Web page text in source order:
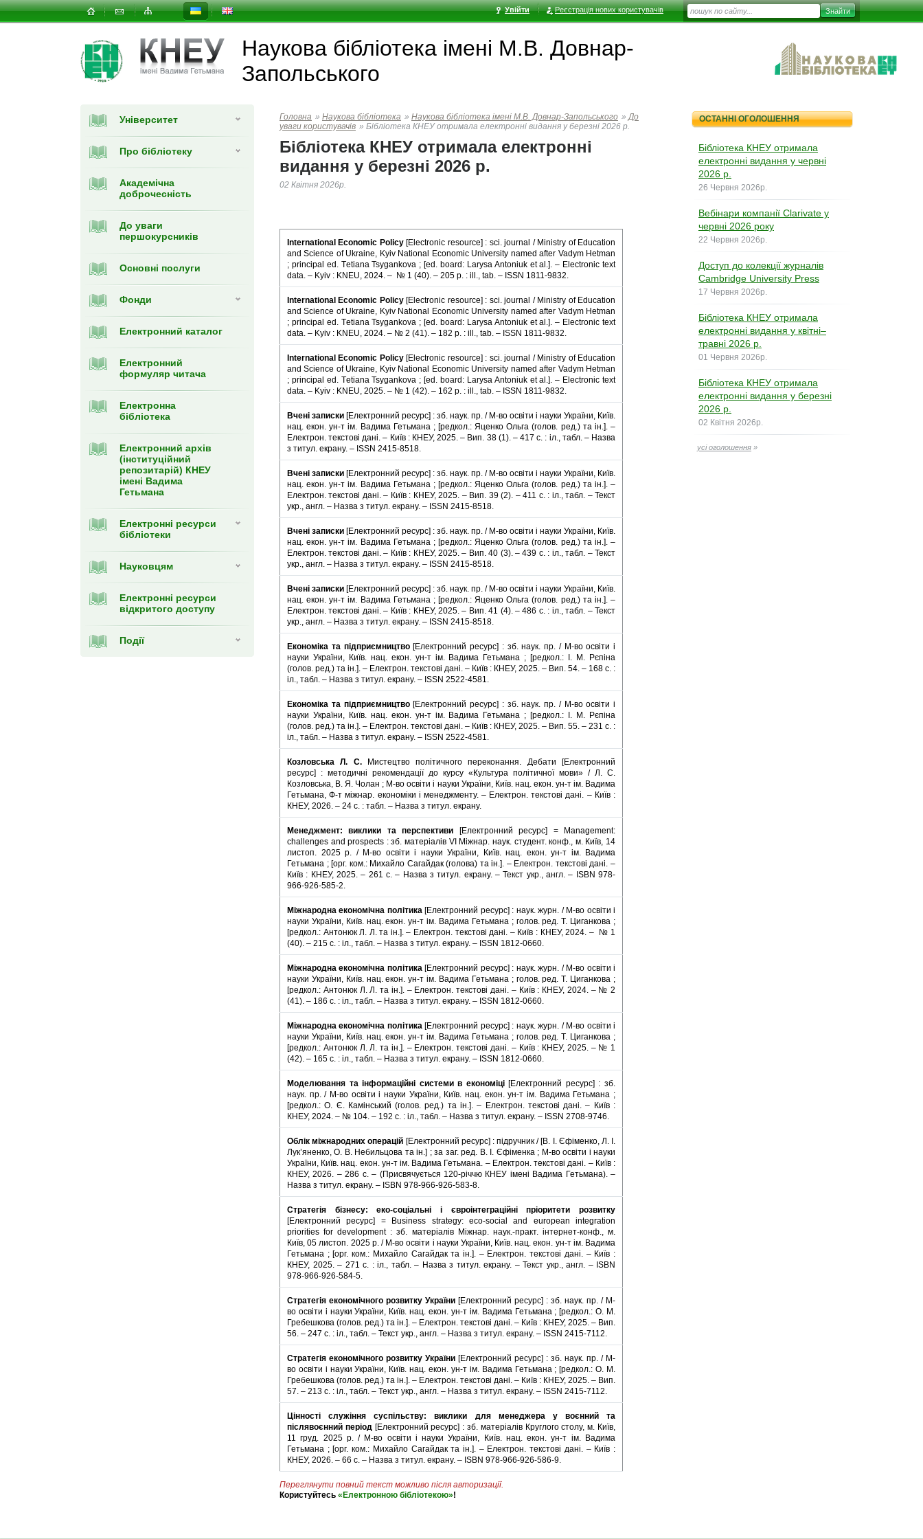
Увійти Реєстрація нових користувачів
Наукова бібліотека імені М.В. Довнар-
Запольського
Університет
Про бібліотеку
Академічна
доброчесність
До уваги
першокурсників
Основні послуги
Фонди
Електронний каталог
Електронний
формуляр читача
Eлектронна
бібліотека
Електронний архів
(інституційний
репозитарій) КНЕУ
імені Вадима
Гетьмана
Електронні ресурси
бібліотеки
Науковцям
Електронні ресурси
відкритого доступу
Події
Головна » Наукова бібліотека » Наукова бібліотека імені М.В. Довнар-Запольського » До
уваги користувачів » Бібліотека КНЕУ отримала електронні видання у березні 2026 р.
Бібліотека КНЕУ отримала електронні
видання у березні 2026 р.
02 Квітня 2026р.
International Economic Policy[Electronic resource] : sci. journal / Ministry of Education
and Science of Ukraine, Kyiv National Economic University named after Vadym Hetman
; principal ed. Тetiana Tsygankova ; [ed. board: Larysa Antoniuk et al.]. – Electronic text
data. – Kyiv : KNEU, 2024. – № 1 (40). – 205 p. : ill., tab. – ISSN 1811-9832.
International Economic Policy[Electronic resource] : sci. journal / Ministry of Education
and Science of Ukraine, Kyiv National Economic University named after Vadym Hetman
; principal ed. Тetiana Tsygankova ; [ed. board: Larysa Antoniuk et al.]. – Electronic text
data. – Kyiv : KNEU, 2024. – № 2 (41). – 182 p. : ill., tab. – ISSN 1811-9832.
International Economic Policy[Electronic resource] : sci. journal / Ministry of Education
and Science of Ukraine, Kyiv National Economic University named after Vadym Hetman
; principal ed. Тetiana Tsygankova ; [ed. board: Larysa Antoniuk et al.]. – Electronic text
data. – Kyiv : KNEU, 2025. – № 1 (42). – 162 p. : ill., tab. – ISSN 1811-9832.
Вчені записки [Електронний ресурс] : зб. наук. пр. / М-во освіти і науки України, Київ.
нац. екон. ун-т ім. Вадима Гетьмана ; [редкол.: Яценко Ольга (голов. ред.) та ін.]. –
Електрон. текстові дані. – Київ : КНЕУ, 2025. – Вип. 38 (1). – 417 с. : іл., табл. – Назва
з титул. екрану. – ISSN 2415-8518.
Вчені записки [Електронний ресурс] : зб. наук. пр. / М-во освіти і науки України, Київ.
нац. екон. ун-т ім. Вадима Гетьмана ; [редкол.: Яценко Ольга (голов. ред.) та ін.]. –
Електрон. текстові дані. – Київ : КНЕУ, 2025. – Вип. 39 (2). – 411 с. : іл., табл. – Текст
укр., англ. – Назва з титул. екрану. – ISSN 2415-8518.
Вчені записки [Електронний ресурс] : зб. наук. пр. / М-во освіти і науки України, Київ.
нац. екон. ун-т ім. Вадима Гетьмана ; [редкол.: Яценко Ольга (голов. ред.) та ін.]. –
Електрон. текстові дані. – Київ : КНЕУ, 2025. – Вип. 40 (3). – 439 с. : іл., табл. – Текст
укр., англ. – Назва з титул. екрану. – ISSN 2415-8518.
Вчені записки [Електронний ресурс] : зб. наук. пр. / М-во освіти і науки України, Київ.
нац. екон. ун-т ім. Вадима Гетьмана ; [редкол.: Яценко Ольга (голов. ред.) та ін.]. –
Електрон. текстові дані. – Київ : КНЕУ, 2025. – Вип. 41 (4). – 486 с. : іл., табл. – Текст
укр., англ. – Назва з титул. екрану. – ISSN 2415-8518.
Економіка та підприємництво[Електронний ресурс] : зб. наук. пр. / М-во освіти і
науки України, Київ. нац. екон. ун-т ім. Вадима Гетьмана ; [редкол.: І. М. Рєпіна
(голов. ред.) та ін.]. – Електрон. текстові дані. – Київ : КНЕУ, 2025. – Вип. 54. – 168 с. :
іл., табл. – Назва з титул. екрану. – ISSN 2522-4581.
Економіка та підприємництво[Електронний ресурс] : зб. наук. пр. / М-во освіти і
науки України, Київ. нац. екон. ун-т ім. Вадима Гетьмана ; [редкол.: І. М. Рєпіна
(голов. ред.) та ін.]. – Електрон. текстові дані. – Київ : КНЕУ, 2025. – Вип. 55. – 231 с. :
іл., табл. – Назва з титул. екрану. – ISSN 2522-4581.
Козловська Л. С.Мистецтво політичного переконання. Дебати [Електронний
ресурс] : методичні рекомендації до курсу «Культура політичної мови» / Л. С.
Козловська, В. Я. Чолан ; М-во освіти і науки України, Київ. нац. екон. ун-т ім. Вадима
Гетьмана, Ф-т міжнар. економіки і менеджменту. – Електрон. текстові дані. – Київ :
КНЕУ, 2026. – 24 с. : табл. – Назва з титул. екрану.
Менеджмент: виклики та перспективи [Електронний ресурс] = Management:
challenges and prospects : зб. матеріалів VI Міжнар. наук. студент. конф., м. Київ, 14
листоп. 2025 р. / М-во освіти і науки України, Київ. нац. екон. ун-т ім. Вадима
Гетьмана ; [орг. ком.: Михайло Сагайдак (голова) та ін.]. – Електрон. текстові дані. –
Київ : КНЕУ, 2025. – 261 с. – Назва з титул. екрану. – Текст укр., англ. – ISBN 978-
966-926-585-2.
Міжнародна економічна політика[Електронний ресурс] : наук. журн. / М-во освіти і
науки України, Київ. нац. екон. ун-т ім. Вадима Гетьмана ; голов. ред. Т. Циганкова ;
[редкол.: Антонюк Л. Л. та ін.]. – Електрон. текстові дані. – Київ : КНЕУ, 2024. – № 1
(40). – 215 с. : іл., табл. – Назва з титул. екрану. – ISSN 1812-0660.
Міжнародна економічна політика[Електронний ресурс] : наук. журн. / М-во освіти і
науки України, Київ. нац. екон. ун-т ім. Вадима Гетьмана ; голов. ред. Т. Циганкова ;
[редкол.: Антонюк Л. Л. та ін.]. – Електрон. текстові дані. – Київ : КНЕУ, 2024. – № 2
(41). – 186 с. : іл., табл. – Назва з титул. екрану. – ISSN 1812-0660.
Міжнародна економічна політика[Електронний ресурс] : наук. журн. / М-во освіти і
науки України, Київ. нац. екон. ун-т ім. Вадима Гетьмана ; голов. ред. Т. Циганкова ;
[редкол.: Антонюк Л. Л. та ін.]. – Електрон. текстові дані. – Київ : КНЕУ, 2025. – № 1
(42). – 165 с. : іл., табл. – Назва з титул. екрану. – ISSN 1812-0660.
Моделювання та інформаційні системи в економіці[Електронний ресурс] : зб.
наук. пр. / М-во освіти і науки України, Київ. нац. екон. ун-т ім. Вадима Гетьмана ;
[редкол.: О. Є. Камінський (голов. ред.) та ін.]. – Електрон. текстові дані. – Київ :
КНЕУ, 2024. – № 104. – 192 с. : іл., табл. – Назва з титул. екрану. – ISSN 2708-9746.
Облік міжнародних операцій [Електронний ресурс] : підручник / [В. І. Єфіменко, Л. І.
Лук’яненко, О. В. Небильцова та ін.] ; за заг. ред. В. І. Єфіменка ; М-во освіти і науки
України, Київ. нац. екон. ун-т ім. Вадима Гетьмана. – Електрон. текстові дані. – Київ :
КНЕУ, 2026. – 286 с. – (Присвячується 120-річчю КНЕУ імені Вадима Гетьмана). –
Назва з титул. екрану. – ISBN 978-966-926-583-8.
Стратегія бізнесу: еко-соціальні і євроінтеграційні пріоритети розвитку
[Електронний ресурс] = Business strategy: eco-social and european integration
priorities for development : зб. матеріалів Міжнар. наук.-практ. інтернет-конф., м.
Київ, 05 листоп. 2025 р. / М-во освіти і науки України, Київ. нац. екон. ун-т ім. Вадима
Гетьмана ; [орг. ком.: Михайло Сагайдак та ін.]. – Електрон. текстові дані. – Київ :
КНЕУ, 2025. – 271 с. : іл., табл. – Назва з титул. екрану. – Текст укр., англ. – ISBN
978-966-926-584-5.
Стратегія економічного розвитку України [Електронний ресурс] : зб. наук. пр. / М-
во освіти і науки України, Київ. нац. екон. ун-т ім. Вадима Гетьмана ; [редкол.: О. М.
Гребешкова (голов. ред.) та ін.]. – Електрон. текстові дані. – Київ : КНЕУ, 2025. – Вип.
56. – 247 с. : іл., табл. – Текст укр., англ. – Назва з титул. екрану. – ISSN 2415-7112.
Стратегія економічного розвитку України [Електронний ресурс] : зб. наук. пр. / М-
во освіти і науки України, Київ. нац. екон. ун-т ім. Вадима Гетьмана ; [редкол.: О. М.
Гребешкова (голов. ред.) та ін.]. – Електрон. текстові дані. – Київ : КНЕУ, 2025. – Вип.
57. – 213 с. : іл., табл. – Текст укр., англ. – Назва з титул. екрану. – ISSN 2415-7112.
Цінності служіння суспільству: виклики для менеджера у воєнний та
післявоєнний період[Електронний ресурс] : зб. матеріалів Круглого столу, м. Київ,
11 груд. 2025 р. / М-во освіти і науки України, Київ. нац. екон. ун-т ім. Вадима
Гетьмана ; [орг. ком.: Михайло Сагайдак та ін.]. – Електрон. текстові дані. – Київ :
КНЕУ, 2026. – 66 с. – Назва з титул. екрану. – ISBN 978-966-926-586-9.
Переглянути повний текст можливо після авторизації.
Користуйтесь «Електронною бібліотекою»!
ОСТАННІ ОГОЛОШЕННЯ
Бібліотека КНЕУ отримала
електронні видання у червні
2026 р.
26 Червня 2026р.
Вебінари компанії Clarivate у
червні 2026 року
22 Червня 2026р.
Доступ до колекції журналів
Cambridge University Press
17 Червня 2026р.
Бібліотека КНЕУ отримала
електронні видання у квітні–
травні 2026 р.
01 Червня 2026р.
Бібліотека КНЕУ отримала
електронні видання у березні
2026 р.
02 Квітня 2026р.
усі оголошення »